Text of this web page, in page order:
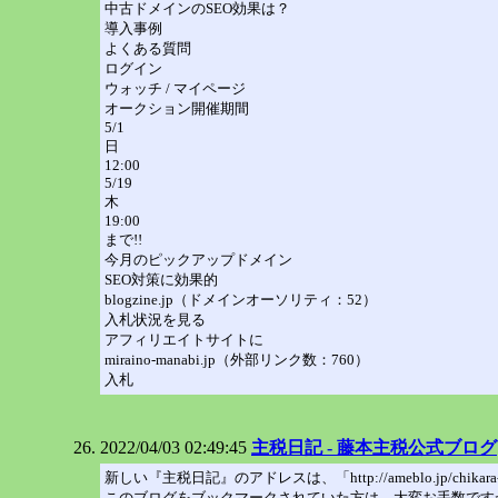
中古ドメインのSEO効果は？
導入事例
よくある質問
ログイン
ウォッチ / マイページ
オークション開催期間
5/1
日
12:00
5/19
木
19:00
まで!!
今月のピックアップドメイン
SEO対策に効果的
blogzine.jp（ドメインオーソリティ：52）
入札状況を見る
アフィリエイトサイトに
miraino-manabi.jp（外部リンク数：760）
入札
2022/04/03 02:49:45 主税日記 - 藤本主税公式ブログ
新しい『主税日記』のアドレスは、「http://ameblo.jp/